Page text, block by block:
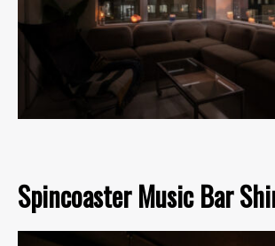
Spincoaster Music Bar